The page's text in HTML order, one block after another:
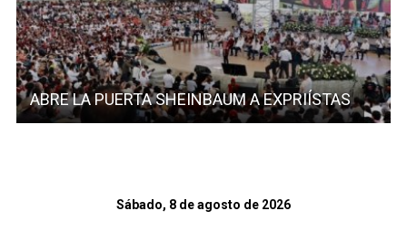
ABRE LA PUERTA SHEINBAUM A EXPRIÍSTAS
Sábado, 8 de agosto de 2026